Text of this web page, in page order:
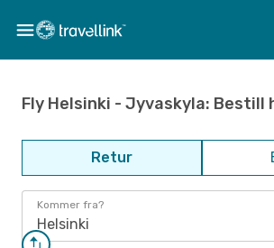
Fly Helsinki - Jyvaskyla: Bestill
Retur
Kommer fra?
Helsinki